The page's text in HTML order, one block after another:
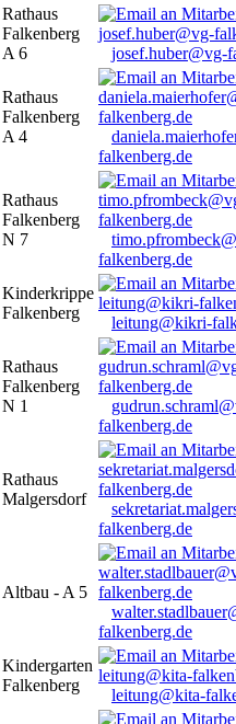
Rathaus
Falkenberg
A 6
josef.huber@vg-
Rathaus
Falkenberg
A 4
falkenberg.de
Rathaus
Falkenberg
N 7
falkenberg.de
Kinderkrippe
Falkenberg
leitung@kikri-
Rathaus
Falkenberg
N 1
falkenberg.de
Rathaus
Malgersdorf
falkenberg.de
Altbau - A 5
falkenberg.de
Kindergarten
Falkenberg
leitung@kita-